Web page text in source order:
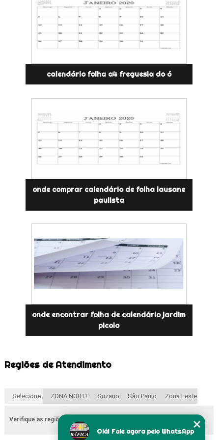
calendário folha a4 freguesia do ó
onde comprar calendário de folha lausane
paulista
onde encontrar folha de calendário jardim
picolo
Regiões de Atendimento
Selecione: ZONA NORTE Suzano São Paulo Zona Leste
Verifique as regiões que atendemos
Olá! Fale agora pelo WhatsApp